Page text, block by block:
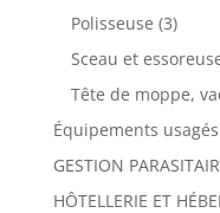
Polisseuse (3)
Sceau et
Tête de moppe,
Équipements usagés
GESTION
HÔTELLERIE ET